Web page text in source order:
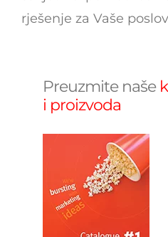
rješenje za Vaše
Preuzmite naše
i proizvoda